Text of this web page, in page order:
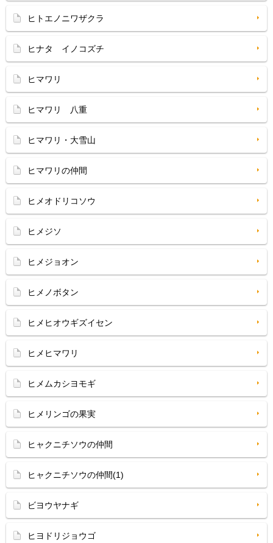
ヒトエノニワザクラ
ヒナタ イノコズチ
ヒマワリ
ヒマワリ 八重
ヒマワリ・大雪山
ヒマワリの仲間
ヒメオドリコソウ
ヒメジソ
ヒメジョオン
ヒメノボタン
ヒメヒオウギズイセン
ヒメヒマワリ
ヒメムカシヨモギ
ヒメリンゴの果実
ヒャクニチソウの仲間
ヒャクニチソウの仲間(1)
ビヨウヤナギ
ヒヨドリジョウゴ